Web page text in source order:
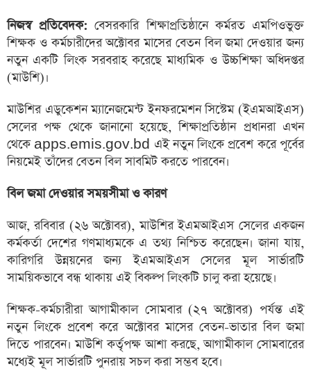
নিজস্ব প্রতিবেদক: বেসরকারি শিক্ষাপ্রতিষ্ঠানে কর্মরত এমপিওভুক্ত
শিক্ষক ও কর্মচারীদের অক্টোবর মাসের বেতন বিল জমা দেওয়ার জন্য
নতুন একটি লিংক সরবরাহ করেছে মাধ্যমিক ও উচ্চশিক্ষা অধিদপ্তর
(মাউশি)।
মাউশির এডুকেশন ম্যানেজমেন্ট ইনফরমেশন সিস্টেম (ইএমআইএস)
সেলের পক্ষ থেকে জানানো হয়েছে, শিক্ষাপ্রতিষ্ঠান প্রধানরা এখন
থেকে apps.emis.gov.bd এই নতুন লিংকে প্রবেশ করে পূর্বের
নিয়মেই তাঁদের বেতন বিল সাবমিট করতে পারবেন।
বিল জমা দেওয়ার সময়সীমা ও কারণ
আজ, রবিবার (২৬ অক্টোবর), মাউশির ইএমআইএস সেলের একজন
কর্মকর্তা দেশের গণমাধ্যমকে এ তথ্য নিশ্চিত করেছেন। জানা যায়,
কারিগরি উন্নয়নের জন্য ইএমআইএস সেলের মূল সার্ভারটি
সাময়িকভাবে বন্ধ থাকায় এই বিকল্প লিংকটি চালু করা হয়েছে।
শিক্ষক-কর্মচারীরা আগামীকাল সোমবার (২৭ অক্টোবর) পর্যন্ত এই
নতুন লিংকে প্রবেশ করে অক্টোবর মাসের বেতন-ভাতার বিল জমা
দিতে পারবেন। মাউশি কর্তৃপক্ষ আশা করছে, আগামীকাল সোমবারের
মধ্যেই মূল সার্ভারটি পুনরায় সচল করা সম্ভব হবে।